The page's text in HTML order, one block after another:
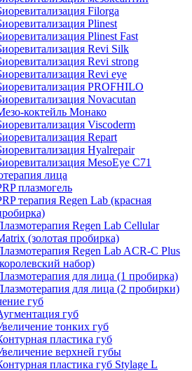
Filorga
Plinest
Plinest Fast
Revi Silk
Revi strong
Revi eye
PROFHILO
Novacutan
коктейль Монако
Viscoderm
Repart
Hyalrepair
MesoEye C71
лица
плазмогель
терапия Regen Lab (красная
Regen Lab Cellular
(золотая пробирка)
Regen Lab ACR-C Plus
набор)
для лица (1 пробирка)
для лица (2 пробирки)
губ
губ
тонких губ
пластика губ
верхней губы
пластика губ Stylage L